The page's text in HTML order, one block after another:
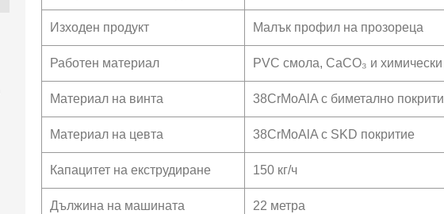
Изходен продукт Малък профил на прозореца
Работен материал PVC смола, CaCO₃ и
Материал на винта 38CrMoAlA с биметално
Материал на цевта 38CrMoAlA с SKD покритие
Капацитет на екструдиране 150 кг/ч
Дължина на машината 22 метра